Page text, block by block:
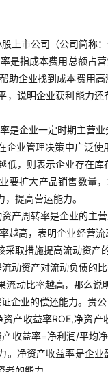
股上市公司（公司简
是指成本费用总额占
助企业找到成本费用
，说明企业获利能力
是企业一定时期主营
企业管理决策中广泛
低，则表示企业存在
要扩大产品销售数量
提高营运能力。
资产周转率是企业的主
越高，表明企业经营
取措施提高流动资
动资产对流动负债的
流动比率越高，那么
企业的偿还能力。贵
资产收益率ROE,净资
收益率=净利润/平均
。净资产收益率是企